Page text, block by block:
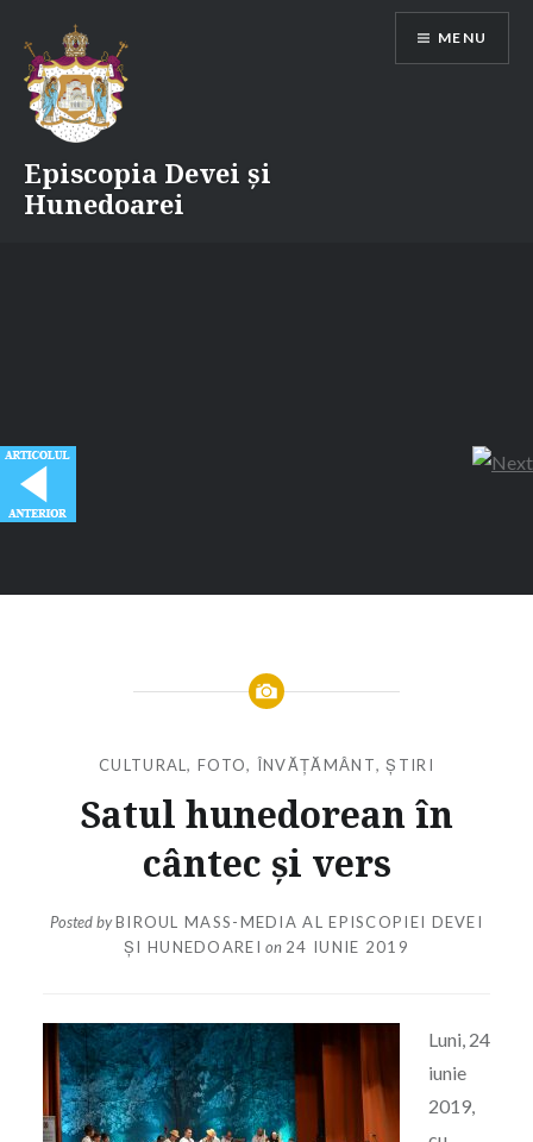
content
Episcopia Devei și
Hunedoarei
MENU
CULTURAL,FOTO, ÎNVĂȚĂMÂNT,ȘTIRI
Satul hunedorean în
cântec și vers
Posted byBIROUL MASS-MEDIA AL EPISCOPIEI DEVEI
ȘI HUNEDOAREI on 24 IUNIE 2019
Luni, 24
iunie
2019,